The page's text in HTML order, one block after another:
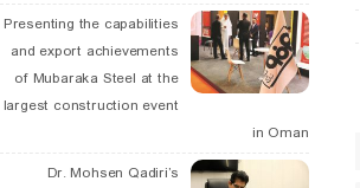
Presenting the capabilities
and export achievements
of Mubaraka Steel at the
largest construction event
in Oman
Dr. Mohsen Qadiri’s